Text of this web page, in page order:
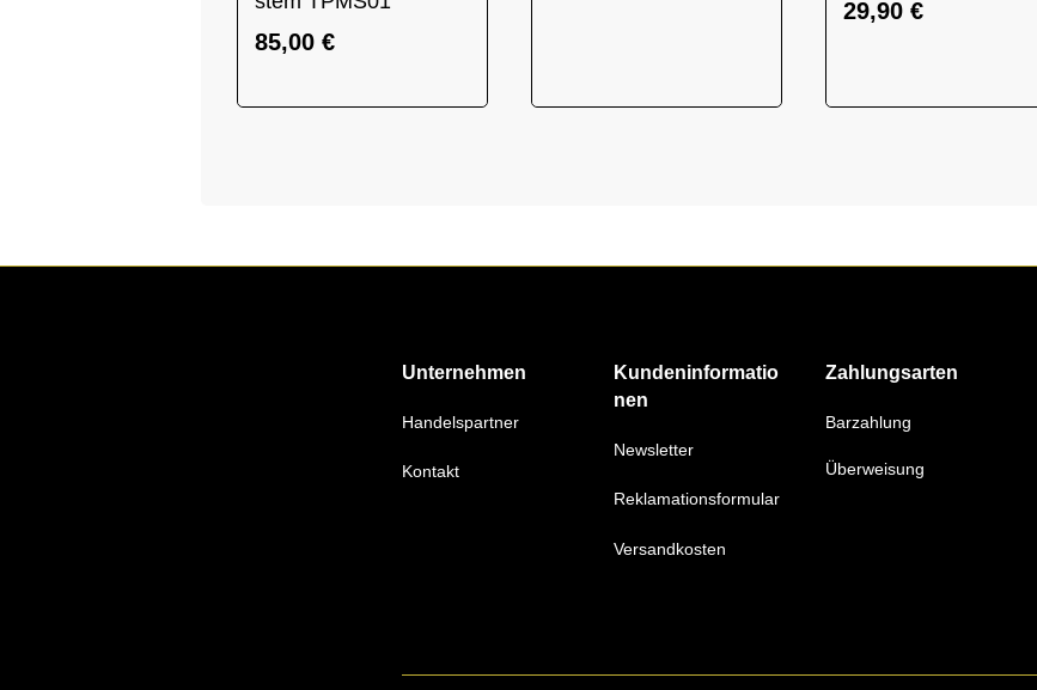
85,00€
29,90 €
Unternehmen
Handelspartner
Kontakt
Kundeninformatio
nen
Newsletter
Reklamationsformular
Versandkosten
Zahlungsarten
Barzahlung
Überweisung